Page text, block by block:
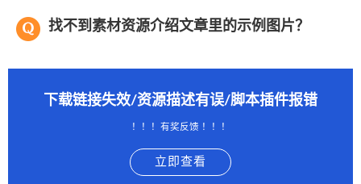
找不到素材资源介绍文章里的示例图片？
下载链接失效/资源描述有误/脚本插件报错
！！！有奖反馈 ！！！
立即查看